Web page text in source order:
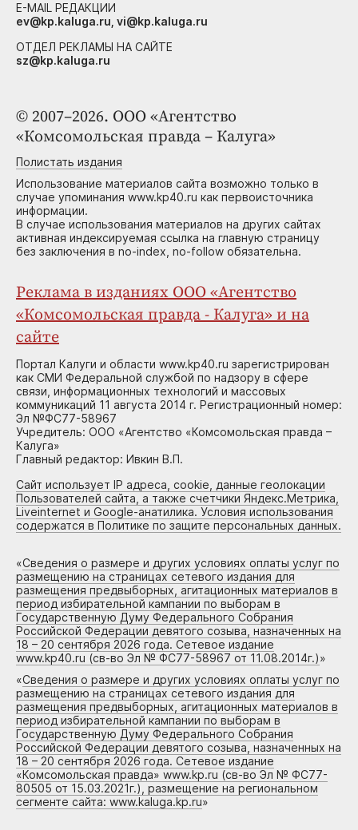
© 2007–2026. ООО «Агентство
«Комсомольская правда – Калуга»
Полистать издания
Использование материалов сайта возможно только в
случае упоминания www.kp40.ru как первоисточника
информации.
В случае использования материалов на других сайтах
активная индексируемая ссылка на главную страницу
без заключения в no-index, no-follow обязательна.
Реклама в изданиях ООО «Агентство
«Комсомольская правда - Калуга» и на
сайте
Портал Калуги и области www.kp40.ru зарегистрирован
как СМИ Федеральной службой по надзору в сфере
связи, информационных технологий и массовых
коммуникаций 11 августа 2014 г. Регистрационный номер:
Эл №ФС77-58967
Учредитель: ООО «Агентство «Комсомольская правда –
Калуга»
Главный редактор: Ивкин В.П.
Сайт использует IP адреса, cookie, данные геолокации
Пользователей сайта, а также счетчики Яндекс.Метрика,
Liveinternet и Google-анатилика. Условия использования
содержатся в Политике по защите персональных данных.
«Сведения о размере и других условиях оплаты услуг по
размещению на страницах сетевого издания для
размещения предвыборных, агитационных материалов в
период избирательной кампании по выборам в
Государственную Думу Федерального Собрания
Российской Федерации девятого созыва, назначенных на
18 – 20 сентября 2026 года. Сетевое издание
www.kp40.ru (св-во Эл № ФС77-58967 от 11.08.2014г.)»
«Сведения о размере и других условиях оплаты услуг по
размещению на страницах сетевого издания для
размещения предвыборных, агитационных материалов в
период избирательной кампании по выборам в
Государственную Думу Федерального Собрания
Российской Федерации девятого созыва, назначенных на
18 – 20 сентября 2026 года. Сетевое издание
«Комсомольская правда» www.kp.ru (св-во Эл № ФС77-
80505 от 15.03.2021г.), размещение на региональном
сегменте сайта: www.kaluga.kp.ru»
E-MAIL РЕДАКЦИИ
ev@kp.kaluga.ru, vi@kp.kaluga.ru
ОТДЕЛ РЕКЛАМЫ НА САЙТЕ
sz@kp.kaluga.ru